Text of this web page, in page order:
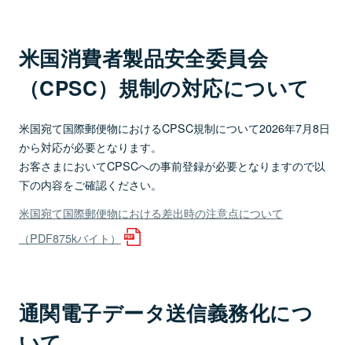
米国消費者製品安全委員会
（CPSC）規制の対応について
米国宛て国際郵便物におけるCPSC規制について2026年7月8日
から対応が必要となります。
お客さまにおいてCPSCへの事前登録が必要となりますので以
下の内容をご確認ください。
米国宛て国際郵便物における差出時の注意点について
（PDF875kバイト）
通関電子データ送信義務化につ